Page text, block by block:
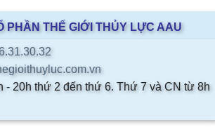
PHẦN THẾ GIỚI THỦY LỰC AAU
- 20h thứ 2 đến thứ 6. Thứ 7 và CN từ 8h